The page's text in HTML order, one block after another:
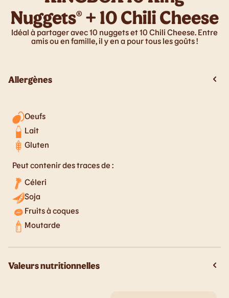
Nuggets® + 10 Chili Cheese
Idéal à partager avec 10 nuggets et 10 Chili Cheese. Entre
amis ou en famille, il y en a pour tous les goûts !
Allergènes
Oeufs
Lait
Gluten
Peut contenir des traces de :
Céleri
Soja
Fruits à coques
Moutarde
Valeurs nutritionnelles